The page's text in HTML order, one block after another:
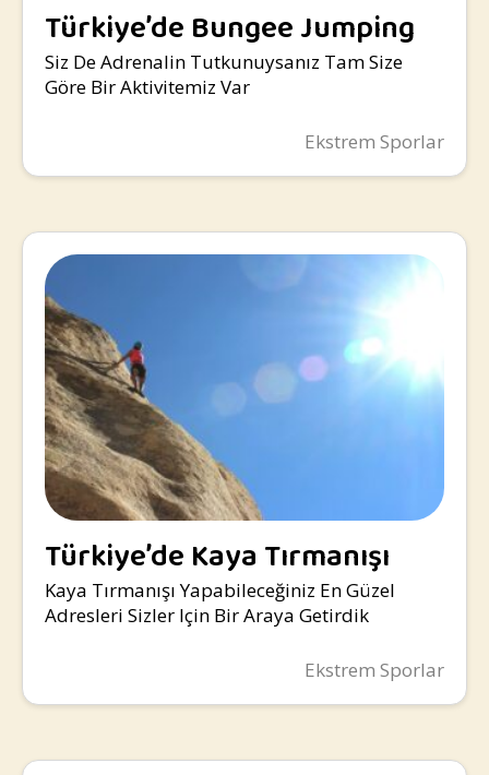
Türkiye’de Bungee Jumping
Yapılacak Yerler
Siz De Adrenalin Tutkunuysanız Tam Size
Göre Bir Aktivitemiz Var
Ekstrem Sporlar
Türkiye’de Kaya Tırmanışı
Yapılacak Yerler
Kaya Tırmanışı Yapabileceğiniz En Güzel
Adresleri Sizler Için Bir Araya Getirdik
Ekstrem Sporlar